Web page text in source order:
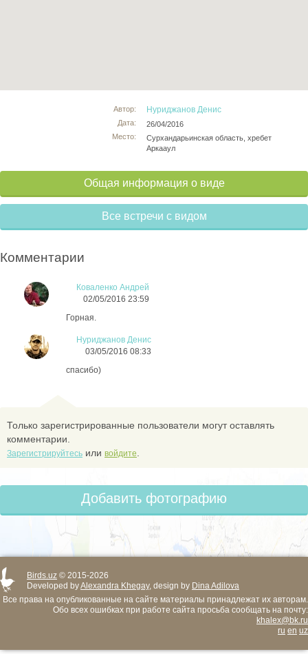
Автор:
Дата:
Место:
Нуриджанов Денис
26/04/2016
Сурхандарьинская область, хребет
Аркааул
Общая информация о виде
Все встречи с видом
Комментарии
Коваленко Андрей
02/05/2016 23:59
Горная.
Нуриджанов Денис
03/05/2016 08:33
спасибо)
Только зарегистрированные пользователи могут оставлять
комментарии.
Зарегистрируйтесь или войдите
Добавить фотографию
Birds.uz © 2015-2026
Developed byAlexandra Khegay, design by Dina Adilova
Все права на опубликованные на сайте материалы принадлежат их авторам.
Обо всех ошибках при работе сайта просьба сообщать на почту:
khalex@bk.ru
ru en uz